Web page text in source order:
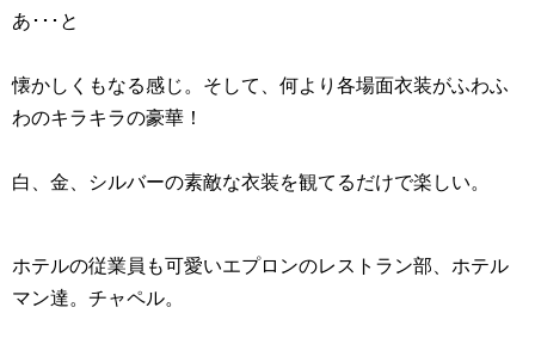
あ･･･と
懐かしくもなる感じ。そして、何より各場面衣装がふわふ
わのキラキラの豪華！
白、金、シルバーの素敵な衣装を観てるだけで楽しい。
ホテルの従業員も可愛いエプロンのレストラン部、ホテル
マン達。チャペル。